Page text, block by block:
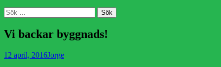
Sök
Sök
efter:
Vi backar byggnads!
Publicerad
12 april, 2016Författare
Jorge